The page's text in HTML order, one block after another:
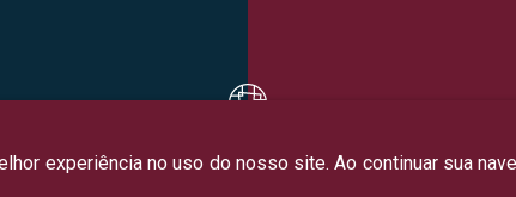
experiência no uso do nosso site. Ao continuar sua